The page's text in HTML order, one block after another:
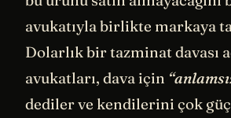
avukatıyla birlikte markaya
Dolarlık bir tazminat davası
avukatları, dava için
dediler ve kendilerini çok